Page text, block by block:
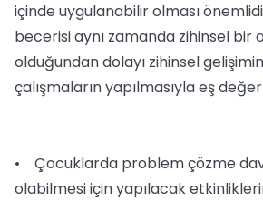
içinde uygulanabilir olması
becerisi aynı zamanda zihinsel bir
olduğundan dolayı zihinsel
çalışmaların yapılmasıyla eş
• Çocuklarda problem çözme
olabilmesi için yapılacak